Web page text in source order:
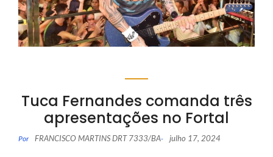
Tuca Fernandes comanda três
apresentações no Fortal
Por FRANCISCO MARTINS DRT 7333/BA- julho 17, 2024